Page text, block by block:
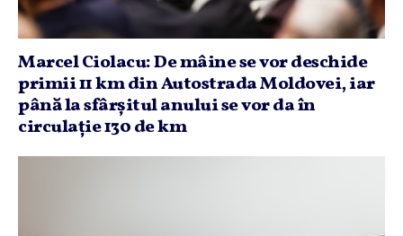
Marcel Ciolacu: De mâine se vor deschide
primii 11 km din Autostrada Moldovei, iar
până la sfârşitul anului se vor da în
circulaţie 130 de km